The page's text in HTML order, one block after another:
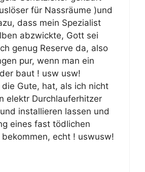
für Nassräume )und
dass mein Spezialist
abzwickte, Gott sei
genug Reserve da, also
pur, wenn man ein
baut ! usw usw!
die Gute, hat, als ich nicht
elektr Durchlauferhitzer
installieren lassen und
eines fast tödlichen
bekommen, echt ! uswusw!